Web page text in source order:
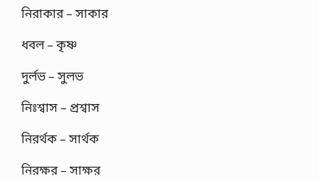
নিরাকার – সাকার
ধবল – কৃষ্ণ
দুর্লভ – সুলভ
নিঃশ্বাস – প্রশ্বাস
নিরর্থক – সার্থক
নিরক্ষর – সাক্ষর